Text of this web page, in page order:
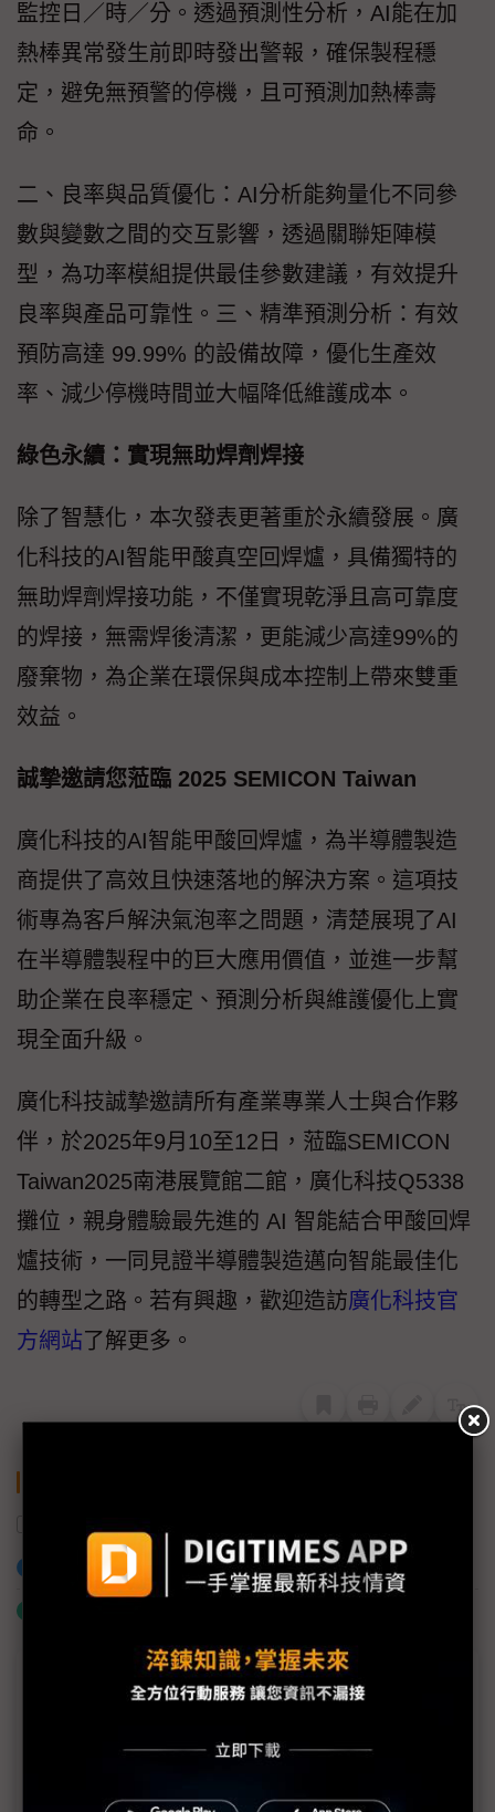
監控日／時／分。透過預測性分析，AI能在加
熱棒異常發生前即時發出警報，確保製程穩
定，避免無預警的停機，且可預測加熱棒壽
命。
二、良率與品質優化：AI分析能夠量化不同參
數與變數之間的交互影響，透過關聯矩陣模
型，為功率模組提供最佳參數建議，有效提升
良率與產品可靠性。三、精準預測分析：有效
預防高達 99.99% 的設備故障，優化生產效
率、減少停機時間並大幅降低維護成本。
綠色永續：實現無助焊劑焊接
除了智慧化，本次發表更著重於永續發展。廣
化科技的AI智能甲酸真空回焊爐，具備獨特的
無助焊劑焊接功能，不僅實現乾淨且高可靠度
的焊接，無需焊後清潔，更能減少高達99%的
廢棄物，為企業在環保與成本控制上帶來雙重
效益。
誠摯邀請您蒞臨 2025 SEMICON Taiwan
廣化科技的AI智能甲酸回焊爐，為半導體製造
商提供了高效且快速落地的解決方案。這項技
術專為客戶解決氣泡率之問題，清楚展現了AI
在半導體製程中的巨大應用價值，並進一步幫
助企業在良率穩定、預測分析與維護優化上實
現全面升級。
廣化科技誠摯邀請所有產業專業人士與合作夥
伴，於2025年9月10至12日，蒞臨SEMICON
Taiwan2025南港展覽館二館，廣化科技Q5338
攤位，親身體驗最先進的 AI 智能結合甲酸回焊
爐技術，一同見證半導體製造邁向智能最佳化
的轉型之路。若有興趣，歡迎造訪廣化科技官
方網站了解更多。
加入已選取到「關鍵字追蹤」
議題精選－2025 SEMICON Taiwan
SEMICON Taiwan